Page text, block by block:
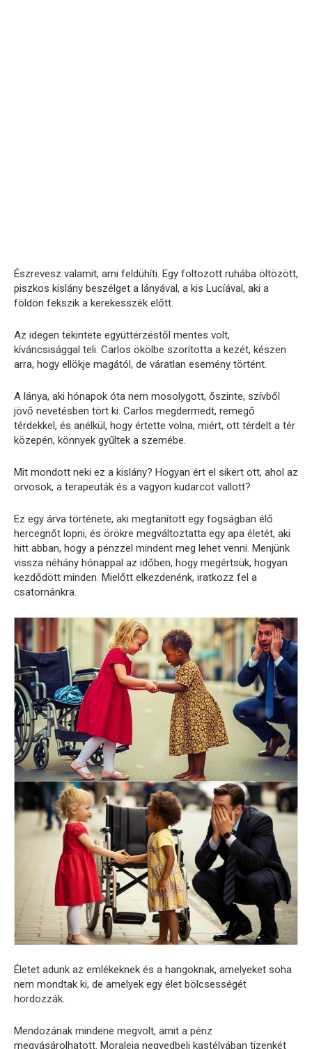
Észrevesz valamit, ami feldühíti. Egy foltozott ruhába öltözött,
piszkos kislány beszélget a lányával, a kis Lucíával, aki a
földön fekszik a kerekesszék előtt.
Az idegen tekintete együttérzéstől mentes volt,
kíváncsisággal teli. Carlos ökölbe szorította a kezét, készen
arra, hogy ellökje magától, de váratlan esemény történt.
A lánya, aki hónapok óta nem mosolygott, őszinte, szívből
jövő nevetésben tört ki. Carlos megdermedt, remegő
térdekkel, és anélkül, hogy értette volna, miért, ott térdelt a tér
közepén, könnyek gyűltek a szemébe.
Mit mondott neki ez a kislány? Hogyan ért el sikert ott, ahol az
orvosok, a terapeuták és a vagyon kudarcot vallott?
Ez egy árva története, aki megtanított egy fogságban élő
hercegnőt lopni, és örökre megváltoztatta egy apa életét, aki
hitt abban, hogy a pénzzel mindent meg lehet venni. Menjünk
vissza néhány hónappal az időben, hogy megértsük, hogyan
kezdődött minden. Mielőtt elkezdenénk, iratkozz fel a
csatornánkra.
Életet adunk az emlékeknek és a hangoknak, amelyeket soha
nem mondtak ki, de amelyek egy élet bölcsességét
hordozzák.
Mendozának mindene megvolt, amit a pénz
megvásárolhatott. Moraleja negyedbeli kastélyában tizenkét